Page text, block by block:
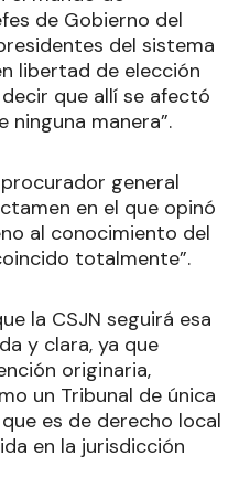
de Gobierno del
del sistema
libertad de elección
que allí se afectó
ninguna manera”.
general
en el que opinó
al conocimiento del
totalmente”.
la CSJN seguirá esa
y clara, ya que
originaria,
un Tribunal de única
es de derecho local
en la jurisdicción